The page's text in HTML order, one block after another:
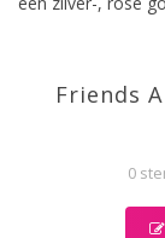
Friends
0